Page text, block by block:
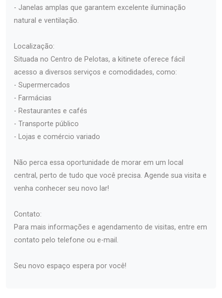
- Janelas amplas que garantem excelente iluminação
natural e ventilação.
Localização:
Situada no Centro de Pelotas, a kitinete oferece fácil
acesso a diversos serviços e comodidades, como:
- Supermercados
- Farmácias
- Restaurantes e cafés
- Transporte público
- Lojas e comércio variado
Não perca essa oportunidade de morar em um local
central, perto de tudo que você precisa. Agende sua visita e
venha conhecer seu novo lar!
Contato:
Para mais informações e agendamento de visitas, entre em
contato pelo telefone ou e-mail.
Seu novo espaço espera por você!